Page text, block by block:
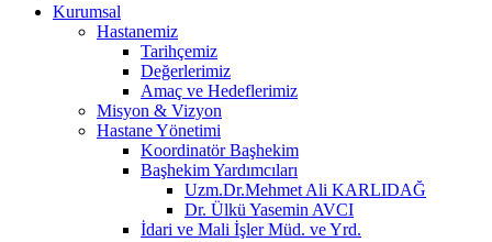
Kurumsal
Hastanemiz
Tarihçemiz
Değerlerimiz
Amaç ve Hedeflerimiz
Misyon & Vizyon
Hastane Yönetimi
Koordinatör Başhekim
Başhekim Yardımcıları
Uzm.Dr.Mehmet Ali KARLIDAĞ
Dr. Ülkü Yasemin AVCI
İdari ve Mali İşler Müd. ve Yrd.